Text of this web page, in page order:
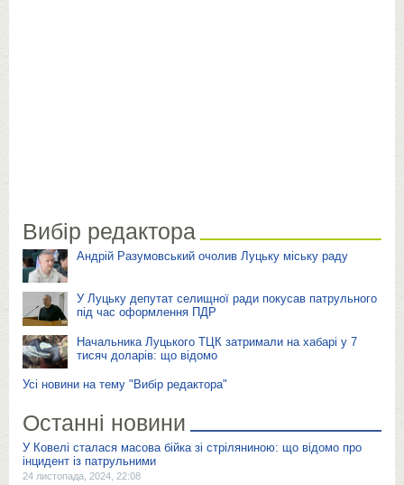
Вибір редактора
Андрій Разумовський очолив Луцьку міську раду
У Луцьку депутат селищної ради покусав патрульного
під час оформлення ПДР
Начальника Луцького ТЦК затримали на хабарі у 7
тисяч доларів: що відомо
Усі новини на тему "Вибір редактора"
Останні новини
У Ковелі сталася масова бійка зі стріляниною: що відомо про
інцидент із патрульними
24 листопада, 2024, 22:08